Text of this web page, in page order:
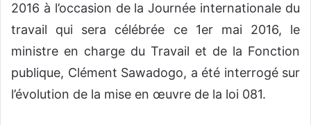
2016 à l’occasion de la Journée internationale du
travail qui sera célébrée ce 1er mai 2016, le
ministre en charge du Travail et de la Fonction
publique, Clément Sawadogo, a été interrogé sur
l’évolution de la mise en œuvre de la loi 081.